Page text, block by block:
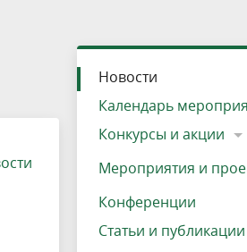
Озеро Плещеево
Вакансии
Экологические тропы и
маршруты
Прокат велосипедов
Адрес, телефон, схема проезда
Результаты оценки условий
Интерактивная карта
Кадастр объектов
отнесенных к объектам охоты
Новости
Календарь
Конкурсы и акции
Мероприятия и
Конференции
Статьи и публикации